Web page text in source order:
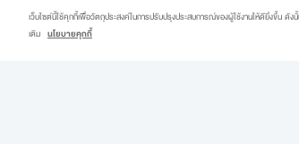
@2019 TOYOTA LEASING (THAILAND) CO., LTD
Abdulrahim Place 18-19th Floor, 990 Rama IV
เว็บไซต์นี้ใช้คุกกี้เพื่อวัตถุประสงค์ในการปรับปรุงประสบการณ์ของผู้ใช้งานให้ดียิ่งขึ้น ดั
เติม นโยบายคุกกี้